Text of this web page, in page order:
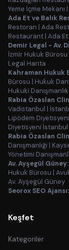
Yeme İçme Mekanı |
Ada Et ve Balık
Restoran | Ada
Restaurant | Ada
Demir Legal - Av.
İzmir Hukuk Bürosu
Legal Harita
Kahraman Hukuk
Bürosu | Hukuk
Hukuki Danışmanlık
Rabia Özaslan
Vadistanbul |
Lipödem Diyetisyeni
Diyetisyeni İstanbul
Rabia Özaslan
Danışmanlığı |
Yönetimi
Av. Ayşegül Güney:
Hukuk Bürosu |
Av. Ayşegül Güney
Seorox SEO Ajansı:
Keşfet
Kategoriler